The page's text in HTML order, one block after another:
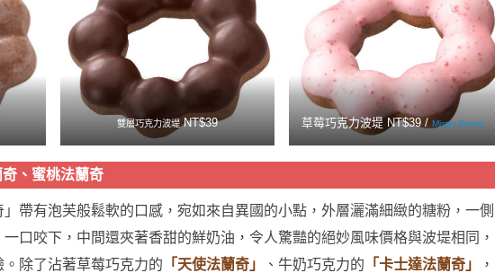
雙層巧克力波堤NT$39 草莓巧克力波堤 NT$39 / Mister Donut
、蜜桃法蘭奇
帶有泡芙般鬆軟的口感，宛如來自異國的小點，外層灑滿細緻的糖粉，一側
口咬下，中間還夾著香甜的鮮奶油，令人驚豔的絕妙風味價格與波堤相同，
除了沾著草莓巧克力的 「天使法蘭奇」 、牛奶巧克力的 「卡士達法蘭奇」
，